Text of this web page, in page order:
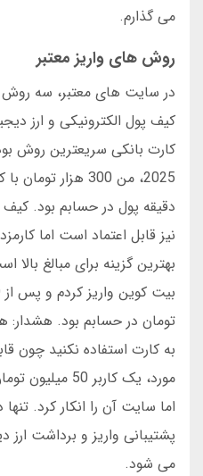
می گذارم.
روش های واریز معتبر
در سایت های معتبر، سه روش
کیف پول الکترونیکی و ارز
کارت بانکی سریعترین روش
دقیقه پول در حسابم بود. کیف
تومان در حسابم بود. هشدار:
به کارت استفاده نکنید چون
مورد، یک کاربر
اما سایت آن را انکار کرد.
پشتیبانی واریز و برداشت
می شود.